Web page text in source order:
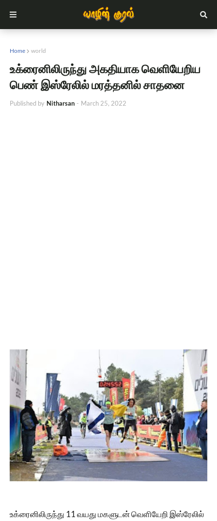
Home world
உக்ரைனிலிருந்து அகதியாக வெளியேறிய
பெண் இஸ்ரேலில் மரத்தனில் சாதனை
Published by Nitharsan - March 25, 2022
உக்ரைனிலிருந்து 11 வயது மகளுடன் வெளியேறி இஸ்ரேலில்